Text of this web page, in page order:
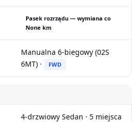
Pasek rozrządu — wymiana co
None km
Manualna 6-biegowy (02S
6MT) ·
FWD
4-drzwiowy Sedan · 5 miejsca